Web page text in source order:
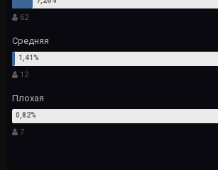
62
Средняя
12
Плохая
7